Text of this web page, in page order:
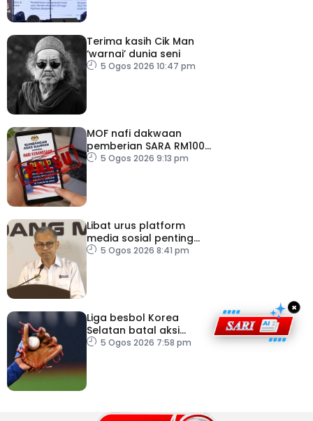
Terima kasih Cik Man
‘warnai’ dunia seni
5 Ogos 2026 10:47 pm
MOF nafi dakwaan
pemberian SARA RM100
sempena Hari
5 Ogos 2026 9:13 pm
Libat urus platform
media sosial penting
bendung perbuatan
5 Ogos 2026 8:41 pm
Liga besbol Korea
Selatan batal aksi
susulan gelombang haba
5 Ogos 2026 7:58 pm
×